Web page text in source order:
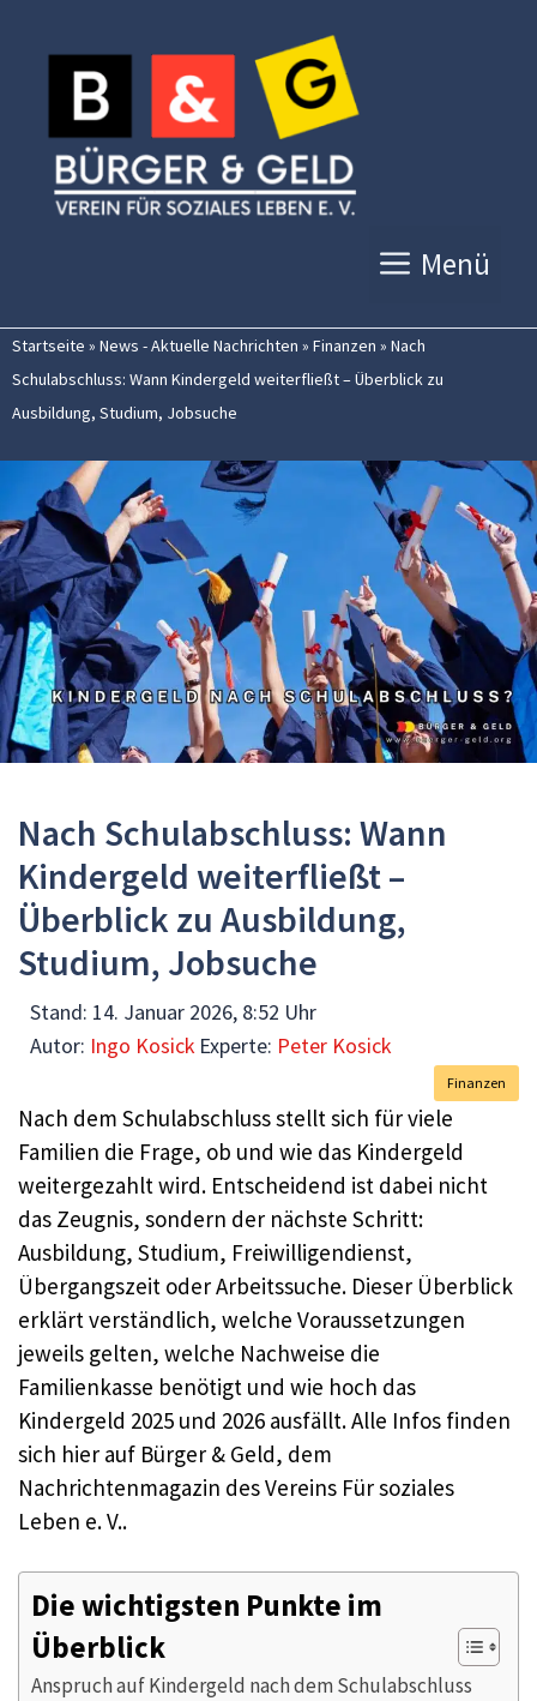
Inhalt
springen
Menü
Startseite » News - Aktuelle Nachrichten » Finanzen » Nach
Schulabschluss: Wann Kindergeld weiterfließt – Überblick zu
Ausbildung, Studium, Jobsuche
Nach Schulabschluss: Wann
Kindergeld weiterfließt –
Überblick zu Ausbildung,
Studium, Jobsuche
Stand: 14. Januar 2026, 8:52 Uhr
Autor: Ingo Kosick Experte: Peter Kosick
Finanzen
Nach dem Schulabschluss stellt sich für viele
Familien die Frage, ob und wie das Kindergeld
weitergezahlt wird. Entscheidend ist dabei nicht
das Zeugnis, sondern der nächste Schritt:
Ausbildung, Studium, Freiwilligendienst,
Übergangszeit oder Arbeitssuche. Dieser Überblick
erklärt verständlich, welche Voraussetzungen
jeweils gelten, welche Nachweise die
Familienkasse benötigt und wie hoch das
Kindergeld 2025 und 2026 ausfällt. Alle Infos finden
sich hier auf Bürger & Geld, dem
Nachrichtenmagazin des Vereins Für soziales
Leben e. V..
Die wichtigsten Punkte im
Überblick
Anspruch auf Kindergeld nach dem Schulabschluss